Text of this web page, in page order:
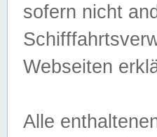
sofern nicht
Webseiten
Alle